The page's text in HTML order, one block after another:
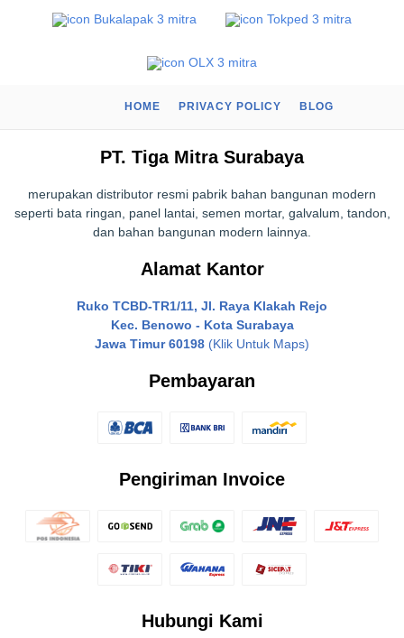
HOME PRIVACY POLICY BLOG
PT. Tiga Mitra Surabaya
merupakan distributor resmi pabrik bahan bangunan modern
seperti bata ringan, panel lantai, semen mortar, galvalum, tandon,
dan bahan bangunan modern lainnya.
Alamat Kantor
Ruko TCBD-TR1/11, Jl. Raya Klakah Rejo
Kec. Benowo - Kota Surabaya
Jawa Timur 60198 (Klik Untuk Maps)
Pembayaran
Pengiriman Invoice
Hubungi Kami